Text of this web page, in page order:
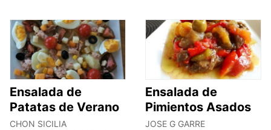
Ensalada de
Patatas de Verano
CHON SICILIA
Ensalada de
Pimientos Asados
JOSE G GARRE